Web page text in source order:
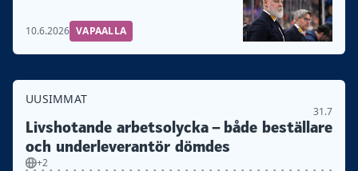
10.6.2026 VAPAALLA
UUSIMMAT
31.7
Livshotande arbetsolycka – både beställare
och underleverantör dömdes
+2